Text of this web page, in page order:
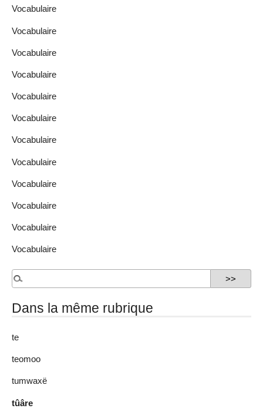
Vocabulaire
Vocabulaire
Vocabulaire
Vocabulaire
Vocabulaire
Vocabulaire
Vocabulaire
Vocabulaire
Vocabulaire
Vocabulaire
Vocabulaire
Vocabulaire
Dans la même rubrique
te
teomoo
tumwaxë
tûâre